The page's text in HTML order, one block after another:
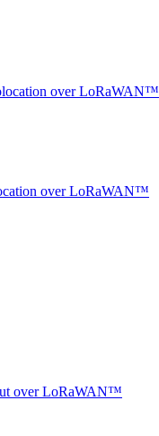
over LoRaWAN™
over LoRaWAN™
over LoRaWAN™